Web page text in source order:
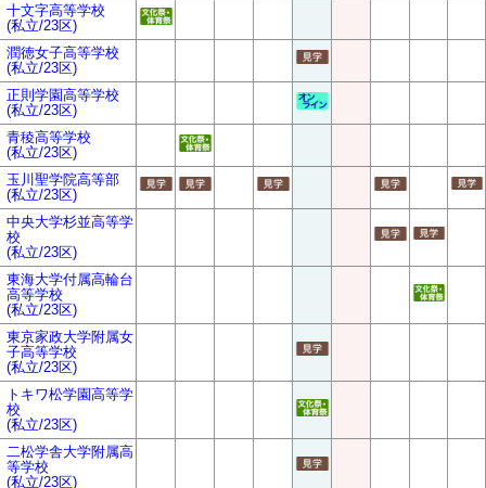
十文字高等学校
(私立/23区)
潤徳女子高等学校
(私立/23区)
正則学園高等学校
(私立/23区)
青稜高等学校
(私立/23区)
玉川聖学院高等部
(私立/23区)
中央大学杉並高等学
校
(私立/23区)
東海大学付属高輪台
高等学校
(私立/23区)
東京家政大学附属女
子高等学校
(私立/23区)
トキワ松学園高等学
校
(私立/23区)
二松学舎大学附属高
等学校
(私立/23区)